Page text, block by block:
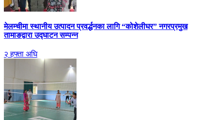
मेलम्चीमा स्थानीय उत्पादन प्रवर्द्धनका लागि “कोशेलीघर” नगरप्रमुख
तामाङद्वारा उद्घाटन सम्पन्न
२ हफ्ता अघि